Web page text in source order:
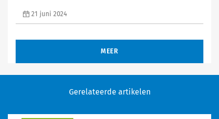
21 juni 2024
MEER
Gerelateerde artikelen